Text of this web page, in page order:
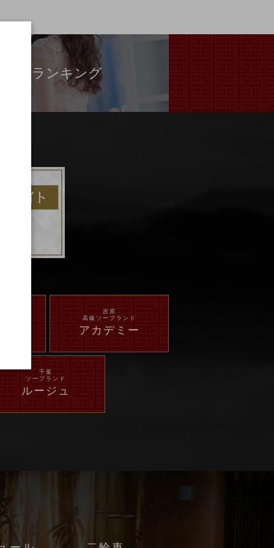
ランキング
吉原
高級ソープランド
アカデミー
千葉
ソープランド
ルージュ